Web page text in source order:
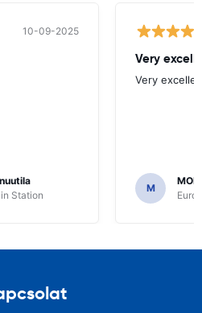
10-09-2025
Station
Very
Very
M